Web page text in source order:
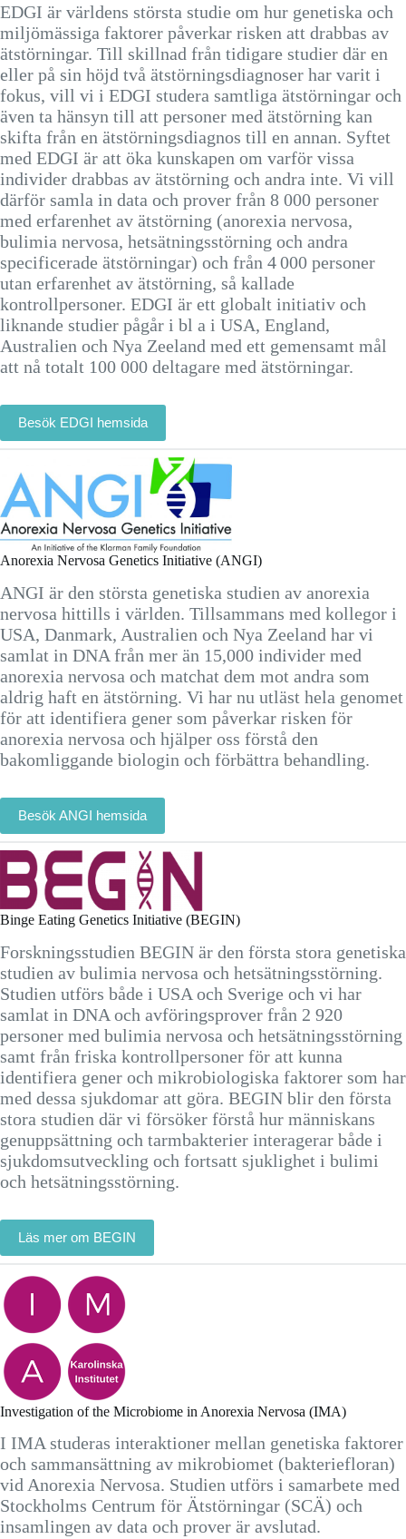
EDGI är världens största studie om hur genetiska och
miljömässiga faktorer påverkar risken att drabbas av
ätstörningar. Till skillnad från tidigare studier där en
eller på sin höjd två ätstörningsdiagnoser har varit i
fokus, vill vi i EDGI studera samtliga ätstörningar och
även ta hänsyn till att personer med ätstörning kan
skifta från en ätstörningsdiagnos till en annan. Syftet
med EDGI är att öka kunskapen om varför vissa
individer drabbas av ätstörning och andra inte. Vi vill
därför samla in data och prover från 8 000 personer
med erfarenhet av ätstörning (anorexia nervosa,
bulimia nervosa, hetsätningsstörning och andra
specificerade ätstörningar) och från 4 000 personer
utan erfarenhet av ätstörning, så kallade
kontrollpersoner. EDGI är ett globalt initiativ och
liknande studier pågår i bl a i USA, England,
Australien och Nya Zeeland med ett gemensamt mål
att nå totalt 100 000 deltagare med ätstörningar.
Besök EDGI hemsida
Anorexia Nervosa Genetics Initiative (ANGI)
ANGI är den största genetiska studien av anorexia
nervosa hittills i världen. Tillsammans med kollegor i
USA, Danmark, Australien och Nya Zeeland har vi
samlat in DNA från mer än 15,000 individer med
anorexia nervosa och matchat dem mot andra som
aldrig haft en ätstörning. Vi har nu utläst hela genomet
för att identifiera gener som påverkar risken för
anorexia nervosa och hjälper oss förstå den
bakomliggande biologin och förbättra behandling.
Besök ANGI hemsida
Binge Eating Genetics Initiative (BEGIN)
Forskningsstudien BEGIN är den första stora genetiska
studien av bulimia nervosa och hetsätningsstörning.
Studien utförs både i USA och Sverige och vi har
samlat in DNA och avföringsprover från 2 920
personer med bulimia nervosa och hetsätningsstörning
samt från friska kontrollpersoner för att kunna
identifiera gener och mikrobiologiska faktorer som har
med dessa sjukdomar att göra. BEGIN blir den första
stora studien där vi försöker förstå hur människans
genuppsättning och tarmbakterier interagerar både i
sjukdomsutveckling och fortsatt sjuklighet i bulimi
och hetsätningsstörning.
Läs mer om BEGIN
Investigation of the Microbiome in Anorexia Nervosa (IMA)
I IMA studeras interaktioner mellan genetiska faktorer
och sammansättning av mikrobiomet (bakteriefloran)
vid Anorexia Nervosa. Studien utförs i samarbete med
Stockholms Centrum för Ätstörningar (SCÄ) och
insamlingen av data och prover är avslutad.